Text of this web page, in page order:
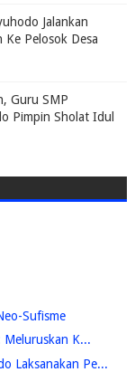
Jalankan
Pelosok Desa
Guru SMP
Pimpin Sholat Idul
Sufisme
Meluruskan K...
Laksanakan Pe...